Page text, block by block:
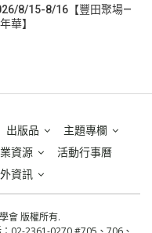
8/15-8/16【豐田聚場—
華】
出版品
主題專欄
資源
活動行事曆
資訊
會 版權所有.